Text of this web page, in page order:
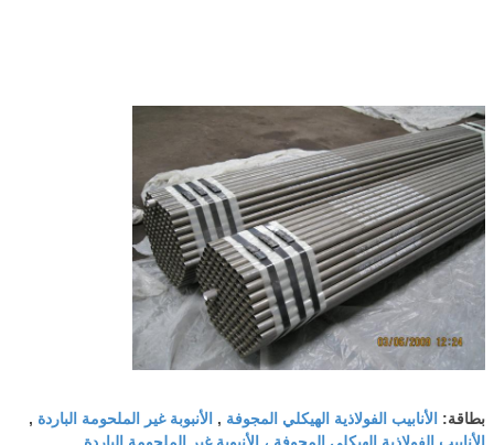
بطاقة: الأنابيب الفولاذية الهيكلي المجوفة , الأنبوبة غير الملحومة الباردة ,
الأنابيب الفولاذية الهيكلي المجوفة ، الأنبوبة غير الملحومة الباردة